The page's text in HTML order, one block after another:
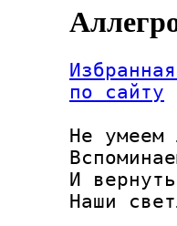
по сайту
Не умеем
И
Наши